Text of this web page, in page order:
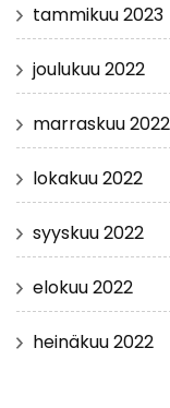
tammikuu 2023
joulukuu 2022
marraskuu 2022
lokakuu 2022
syyskuu 2022
elokuu 2022
heinäkuu 2022